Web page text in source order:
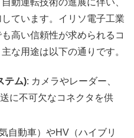
ています。イリソ電子工業
高い信頼性が求められるコ
な用途は以下の通りです。
テム): カメラやレーダー、
に不可欠なコネクタを供
自動車）やHV（ハイブリ